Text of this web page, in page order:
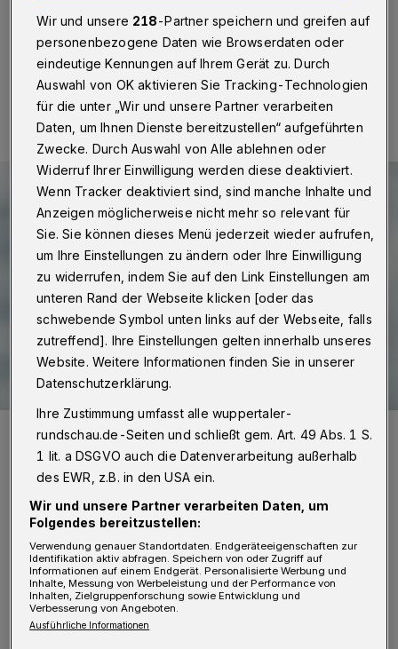
03.06.2020 , 10:17 Uhr 2 Minuten Lesezeit
Klaus Jürgen Reese, Vorsitzender der SPD Fraktion.
„Die Koordinierungsstelle Klimaschutz der
Stadt Wuppertal hat das Klimaschutzkonzept
mit integriertem Handlungsfeld Anpassung an
Wir und unsere 218-Partner speichern und greifen auf
personenbezogene Daten wie Browserdaten oder
eindeutige Kennungen auf Ihrem Gerät zu. Durch
Auswahl von OK aktivieren Sie Tracking-Technologien
für die unter „Wir und unsere Partner verarbeiten
Daten, um Ihnen Dienste bereitzustellen“ aufgeführten
Zwecke. Durch Auswahl von Alle ablehnen oder
Widerruf Ihrer Einwilligung werden diese deaktiviert.
Wenn Tracker deaktiviert sind, sind manche Inhalte und
Anzeigen möglicherweise nicht mehr so relevant für
Sie. Sie können dieses Menü jederzeit wieder aufrufen,
um Ihre Einstellungen zu ändern oder Ihre Einwilligung
zu widerrufen, indem Sie auf den Link Einstellungen am
unteren Rand der Webseite klicken [oder das
schwebende Symbol unten links auf der Webseite, falls
zutreffend]. Ihre Einstellungen gelten innerhalb unseres
Website. Weitere Informationen finden Sie in unserer
Datenschutzerklärung.
Ihre Zustimmung umfasst alle wuppertaler-
rundschau.de-Seiten und schließt gem. Art. 49 Abs. 1 S.
1 lit. a DSGVO auch die Datenverarbeitung außerhalb
des EWR, z.B. in den USA ein.
Wir und unsere Partner verarbeiten Daten, um
Folgendes bereitzustellen:
Verwendung genauer Standortdaten. Endgeräteeigenschaften zur
Identifikation aktiv abfragen. Speichern von oder Zugriff auf
Informationen auf einem Endgerät. Personalisierte Werbung und
Inhalte, Messung von Werbeleistung und der Performance von
Inhalten, Zielgruppenforschung sowie Entwicklung und
Verbesserung von Angeboten.
Ausführliche Informationen